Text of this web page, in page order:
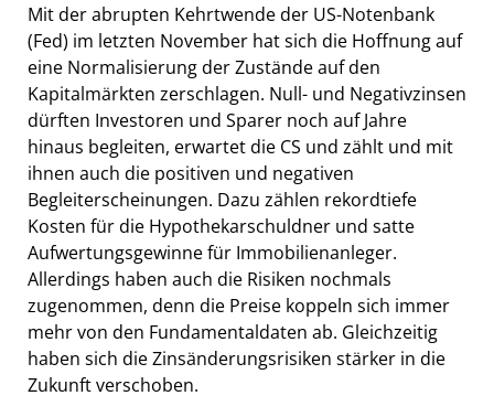
Mit der abrupten Kehrtwende der US-Notenbank
(Fed) im letzten November hat sich die Hoffnung auf
eine Normalisierung der Zustände auf den
Kapitalmärkten zerschlagen. Null- und Negativzinsen
dürften Investoren und Sparer noch auf Jahre
hinaus begleiten, erwartet die CS und zählt und mit
ihnen auch die positiven und negativen
Begleiterscheinungen. Dazu zählen rekordtiefe
Kosten für die Hypothekarschuldner und satte
Aufwertungsgewinne für Immobilienanleger.
Allerdings haben auch die Risiken nochmals
zugenommen, denn die Preise koppeln sich immer
mehr von den Fundamentaldaten ab. Gleichzeitig
haben sich die Zinsänderungsrisiken stärker in die
Zukunft verschoben.